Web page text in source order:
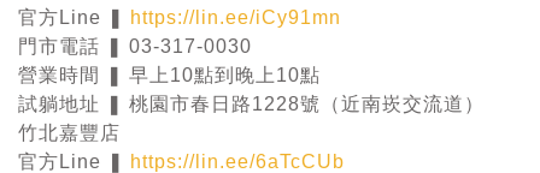
官方Line ❚
https://lin.ee/iCy91mn
門市電話 ❚ 03-317-0030
營業時間 ❚ 早上10點到晚上10點
試躺地址 ❚ 桃園市春日路1228號（近南崁交流道）
竹北嘉豐店
官方Line ❚
https://lin.ee/6aTcCUb